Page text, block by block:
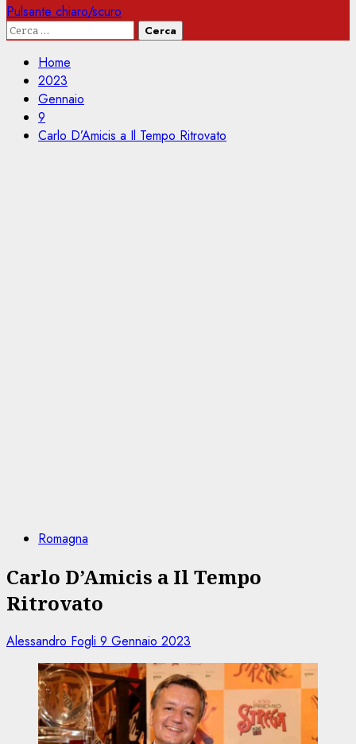
Pulsante chiaro/scuro
Ricerca
Home
2023
Gennaio
9
Carlo D’Amicis a Il Tempo Ritrovato
Romagna
Carlo D’Amicis a Il Tempo
Ritrovato
Alessandro Fogli 9 Gennaio 2023